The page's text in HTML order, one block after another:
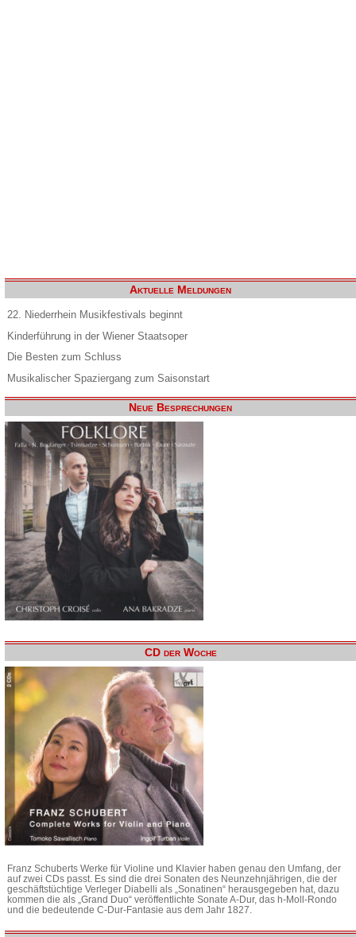
Aktuelle Meldungen
22. Niederrhein Musikfestivals beginnt
Kinderführung in der Wiener Staatsoper
Die Besten zum Schluss
Musikalischer Spaziergang zum Saisonstart
Neue Besprechungen
CD der Woche
Franz Schuberts Werke für Violine und Klavier haben genau den Umfang, der
auf zwei CDs passt. Es sind die drei Sonaten des Neunzehnjährigen, die der
geschäftstüchtige Verleger Diabelli als „Sonatinen“ herausgegeben hat, dazu
kommen die als „Grand Duo“ veröffentlichte Sonate A-Dur, das h-Moll-Rondo
und die bedeutende C-Dur-Fantasie aus dem Jahr 1827.